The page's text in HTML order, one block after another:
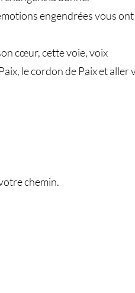
engendrées vous ont
cœur, cette voie, voix
le cordon de Paix et aller
chemin.